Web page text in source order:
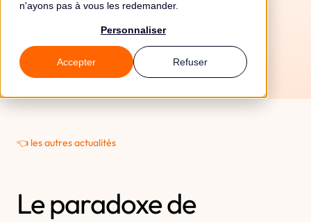
n'ayons pas à vous les redemander.
Personnaliser
Accepter Refuser
👈 les autres actualités
Le paradoxe de